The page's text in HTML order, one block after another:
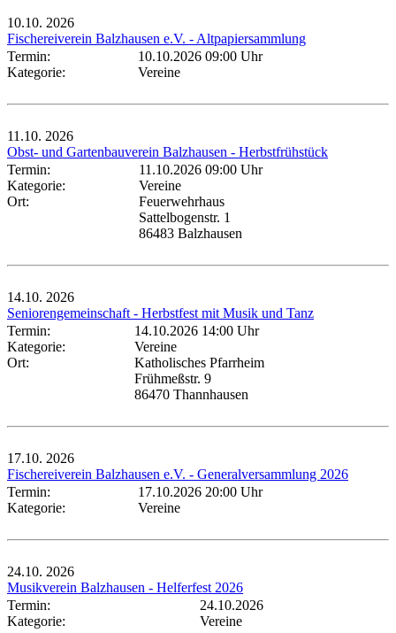
10.10. 2026
Fischereiverein Balzhausen e.V. - Altpapiersammlung
Termin:
10.10.2026 09:00 Uhr
Kategorie:
Vereine
11.10. 2026
Obst- und Gartenbauverein Balzhausen - Herbstfrühstück
Termin:
11.10.2026 09:00 Uhr
Kategorie:
Vereine
Ort:
Feuerwehrhaus
Sattelbogenstr. 1
86483 Balzhausen
14.10. 2026
Seniorengemeinschaft - Herbstfest mit Musik und Tanz
Termin:
14.10.2026 14:00 Uhr
Kategorie:
Vereine
Ort:
Katholisches Pfarrheim
Frühmeßstr. 9
86470 Thannhausen
17.10. 2026
Fischereiverein Balzhausen e.V. - Generalversammlung 2026
Termin:
17.10.2026 20:00 Uhr
Kategorie:
Vereine
24.10. 2026
Musikverein Balzhausen - Helferfest 2026
Termin:
24.10.2026
Kategorie:
Vereine